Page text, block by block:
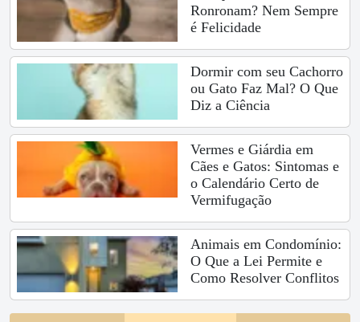
Ronronam? Nem Sempre
é Felicidade
Dormir com seu Cachorro
ou Gato Faz Mal? O Que
Diz a Ciência
Vermes e Giárdia em
Cães e Gatos: Sintomas e
o Calendário Certo de
Vermifugação
Animais em Condomínio:
O Que a Lei Permite e
Como Resolver Conflitos